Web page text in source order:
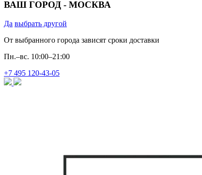
ВАШ ГОРОД - МОСКВА
Да выбрать другой
От выбранного города зависят сроки доставки
Пн.–вс. 10:00–21:00
+7 495 120‐43‐05